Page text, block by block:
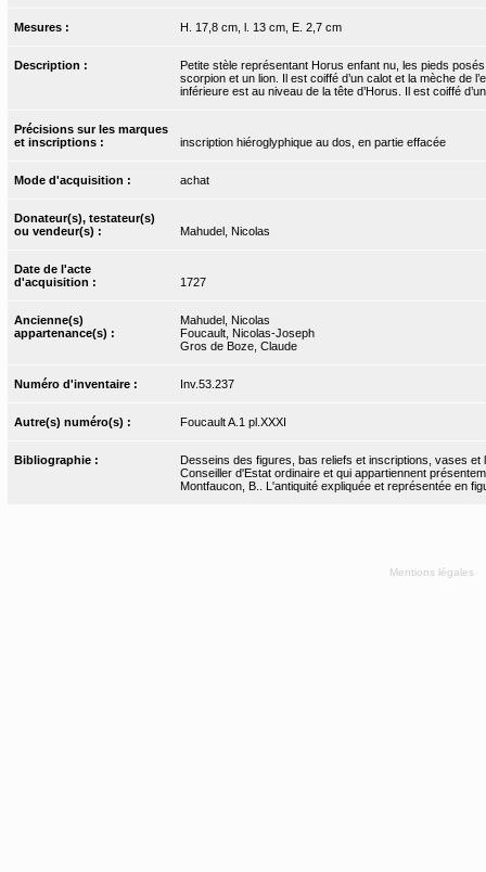
Mesures : H. 17,8 cm, l. 13 cm, E. 2,7 cm
Description :
Petite stèle représentant Horus enfant nu, les pieds
scorpion et un lion. Il est coiffé d’un calot et la mèche de
inférieure est au niveau de la tête d’Horus. Il est coiffé
Précisions sur les marques
et inscriptions :
inscription hiéroglyphique au dos, en partie effacée
Mode d'acquisition : achat
Donateur(s), testateur(s)
ou vendeur(s) :
Mahudel, Nicolas
Date de l'acte
d'acquisition :
1727
Ancienne(s)
appartenance(s) :
Mahudel, Nicolas
Foucault, Nicolas-Joseph
Gros de Boze, Claude
Numéro d'inventaire : Inv.53.237
Autre(s) numéro(s) : Foucault A.1 pl.XXXI
Bibliographie :
Desseins des figures, bas reliefs et inscriptions, vases
Conseiller d'Estat ordinaire et qui appartiennent
Montfaucon, B.. L'antiquité expliquée et représentée en
Mentions légales